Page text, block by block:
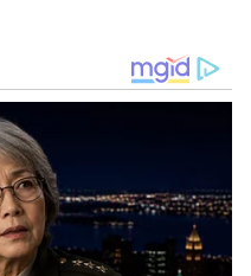
కోసం ఏసియానెట్ తెలుగు
ఎంచుకోండి